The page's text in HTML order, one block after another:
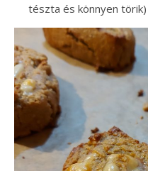
tészta és könnyen törik)